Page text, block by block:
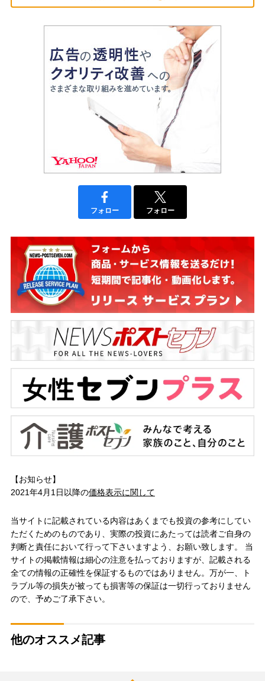
フォロー フォロー
【お知らせ】
2021年4月1日以降の価格表示に関して
当サイトに記載されている内容はあくまでも投資の参考にしてい
ただくためのものであり、実際の投資にあたっては読者ご自身の
判断と責任において行って下さいますよう、お願い致します。 当
サイトの掲載情報は細心の注意を払っておりますが、記載される
全ての情報の正確性を保証するものではありません。万が一、ト
ラブル等の損失が被っても損害等の保証は一切行っておりません
ので、予めご了承下さい。
他のオススメ記事